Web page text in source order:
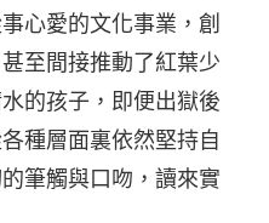
心愛的文化事業，創
至間接推動了紅葉少
的孩子，即便出獄後
種層面裏依然堅持自
筆觸與口吻，讀來實